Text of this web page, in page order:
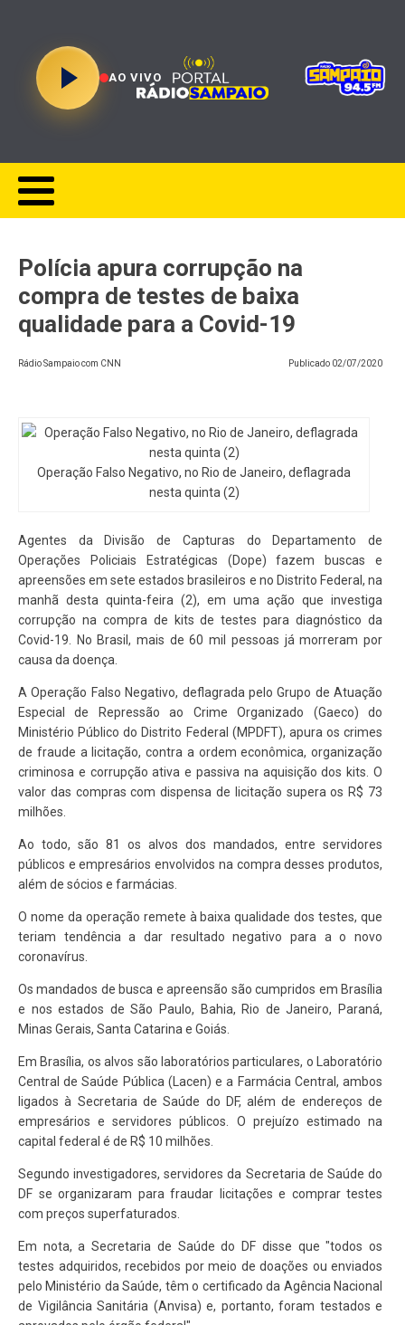
AO VIVO
Polícia apura corrupção na
compra de testes de baixa
qualidade para a Covid-19
Rádio Sampaio com CNN Publicado 02/07/2020
Operação Falso Negativo, no Rio de Janeiro, deflagrada
nesta quinta (2)
Agentes da Divisão de Capturas do Departamento de
Operações Policiais Estratégicas (Dope) fazem buscas e
apreensões em sete estados brasileiros e no Distrito Federal, na
manhã desta quinta-feira (2), em uma ação que investiga
corrupção na compra de kits de testes para diagnóstico da
Covid-19. No Brasil, mais de 60 mil pessoas já morreram por
causa da doença.
A Operação Falso Negativo, deflagrada pelo Grupo de Atuação
Especial de Repressão ao Crime Organizado (Gaeco) do
Ministério Público do Distrito Federal (MPDFT), apura os crimes
de fraude a licitação, contra a ordem econômica, organização
criminosa e corrupção ativa e passiva na aquisição dos kits. O
valor das compras com dispensa de licitação supera os R$ 73
milhões.
Ao todo, são 81 os alvos dos mandados, entre servidores
públicos e empresários envolvidos na compra desses produtos,
além de sócios e farmácias.
O nome da operação remete à baixa qualidade dos testes, que
teriam tendência a dar resultado negativo para a o novo
coronavírus.
Os mandados de busca e apreensão são cumpridos em Brasília
e nos estados de São Paulo, Bahia, Rio de Janeiro, Paraná,
Minas Gerais, Santa Catarina e Goiás.
Em Brasília, os alvos são laboratórios particulares, o Laboratório
Central de Saúde Pública (Lacen) e a Farmácia Central, ambos
ligados à Secretaria de Saúde do DF, além de endereços de
empresários e servidores públicos. O prejuízo estimado na
capital federal é de R$ 10 milhões.
Segundo investigadores, servidores da Secretaria de Saúde do
DF se organizaram para fraudar licitações e comprar testes
com preços superfaturados.
Em nota, a Secretaria de Saúde do DF disse que "todos os
testes adquiridos, recebidos por meio de doações ou enviados
pelo Ministério da Saúde, têm o certificado da Agência Nacional
de Vigilância Sanitária (Anvisa) e, portanto, foram testados e